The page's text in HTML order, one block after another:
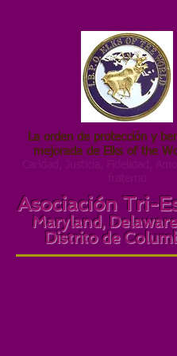
Asociación Tri-
Maryland,
Distrito de
La orden de protección y
mejorada de Elks of the